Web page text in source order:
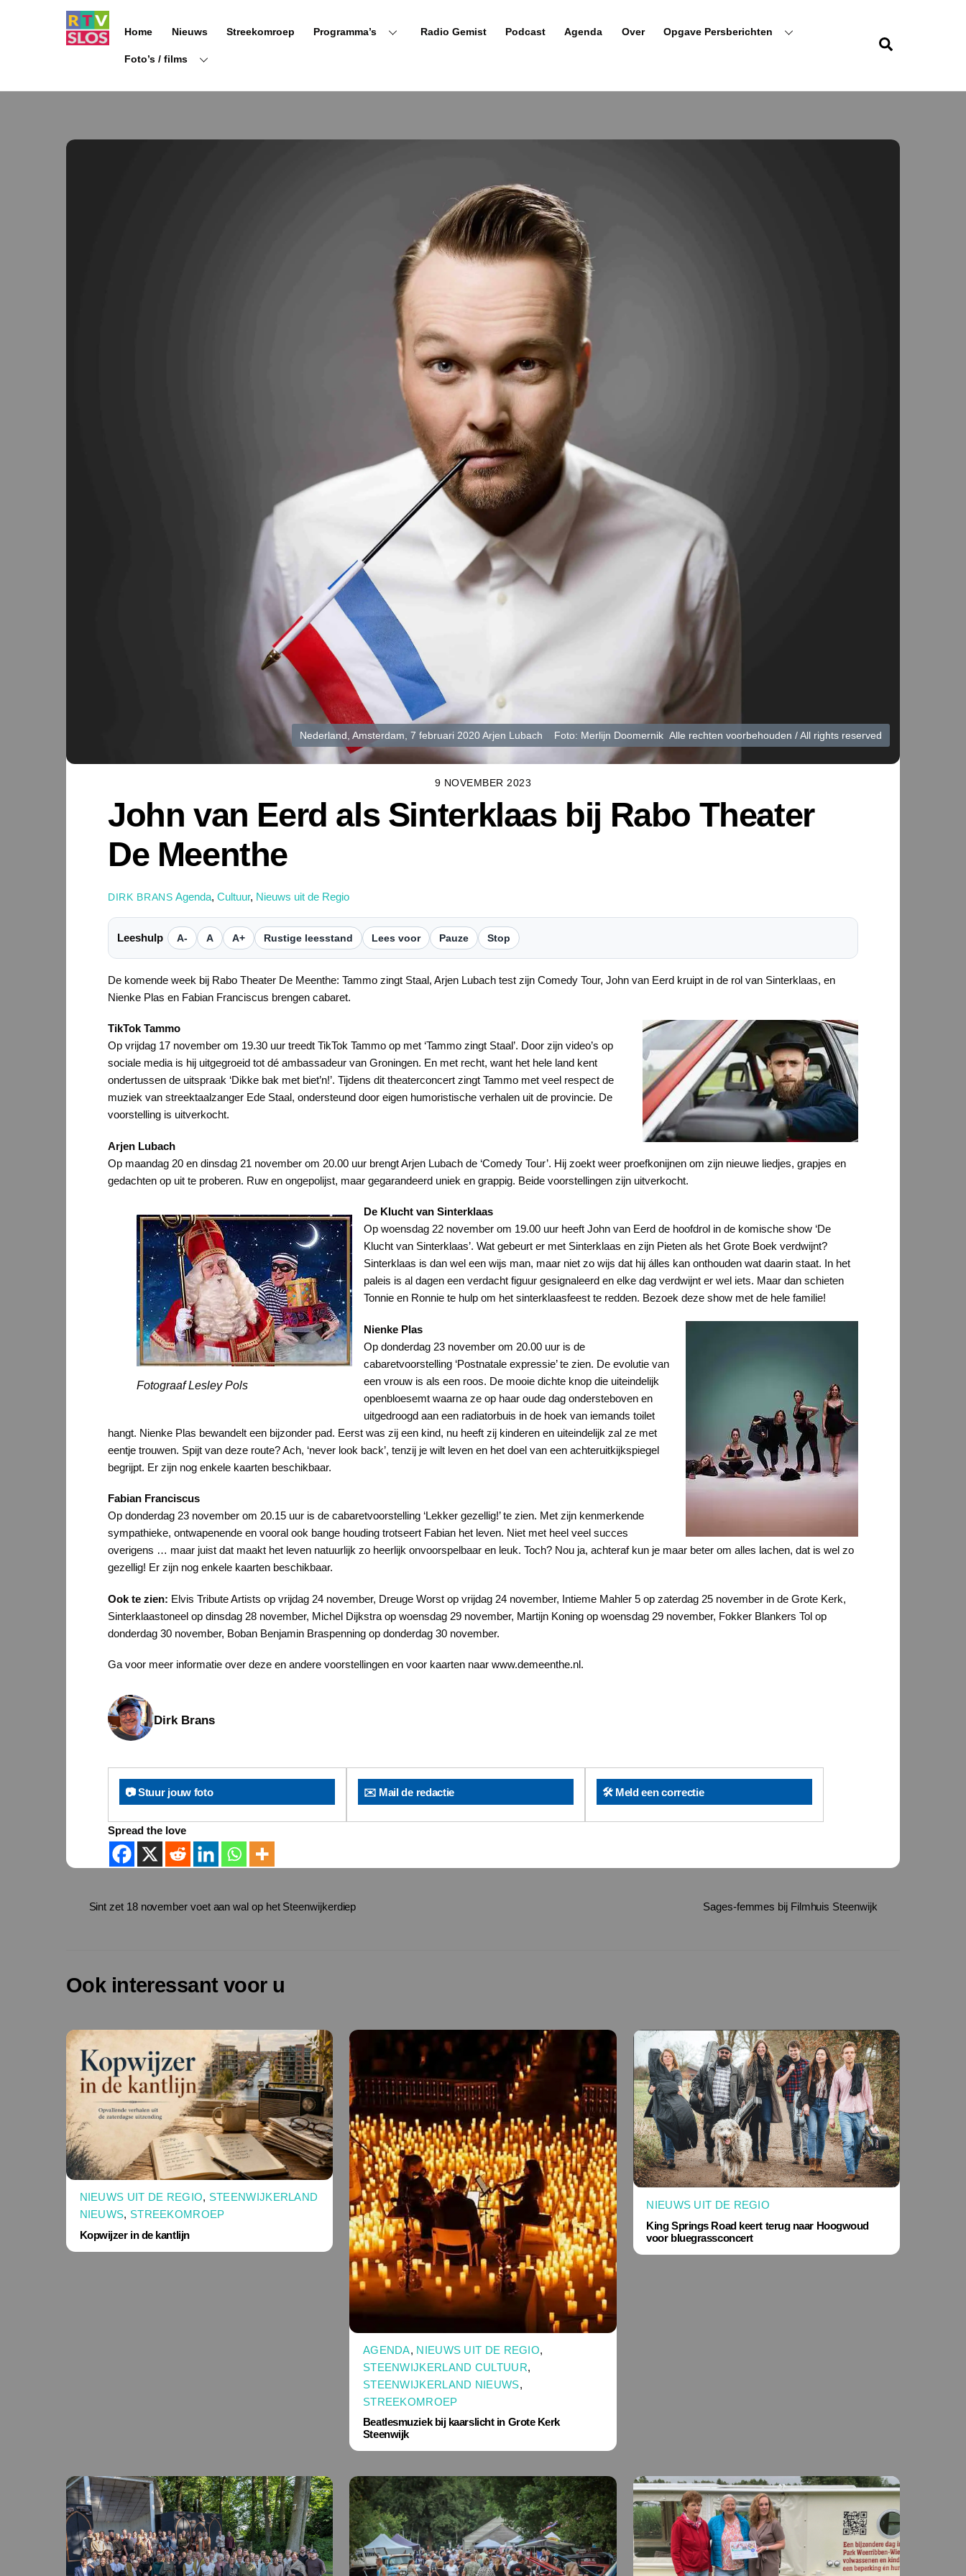
Home Nieuws Streekomroep Programma’s Radio Gemist Podcast Agenda Over Opgave Persberichten
Foto’s / films
Nederland, Amsterdam, 7 februari 2020 Arjen Lubach Foto: Merlijn Doomernik Alle rechten voorbehouden / All rights reserved
9 NOVEMBER 2023
John van Eerd als Sinterklaas bij Rabo Theater
De Meenthe
DIRK BRANS Agenda, Cultuur, Nieuws uit de Regio
Leeshulp A- A A+ Rustige leesstand Lees voor Pauze Stop
De komende week bij Rabo Theater De Meenthe: Tammo zingt Staal, Arjen Lubach test zijn Comedy Tour, John van Eerd kruipt in de rol van Sinterklaas, en
Nienke Plas en Fabian Franciscus brengen cabaret.
TikTok Tammo
Op vrijdag 17 november om 19.30 uur treedt TikTok Tammo op met ‘Tammo zingt Staal’. Door zijn video’s op
sociale media is hij uitgegroeid tot dé ambassadeur van Groningen. En met recht, want het hele land kent
ondertussen de uitspraak ‘Dikke bak met biet’n!’. Tijdens dit theaterconcert zingt Tammo met veel respect de
muziek van streektaalzanger Ede Staal, ondersteund door eigen humoristische verhalen uit de provincie. De
voorstelling is uitverkocht.
Arjen Lubach
Op maandag 20 en dinsdag 21 november om 20.00 uur brengt Arjen Lubach de ‘Comedy Tour’. Hij zoekt weer proefkonijnen om zijn nieuwe liedjes, grapjes en
gedachten op uit te proberen. Ruw en ongepolijst, maar gegarandeerd uniek en grappig. Beide voorstellingen zijn uitverkocht.
Fotograaf Lesley Pols
De Klucht van Sinterklaas
Op woensdag 22 november om 19.00 uur heeft John van Eerd de hoofdrol in de komische show ‘De
Klucht van Sinterklaas’. Wat gebeurt er met Sinterklaas en zijn Pieten als het Grote Boek verdwijnt?
Sinterklaas is dan wel een wijs man, maar niet zo wijs dat hij álles kan onthouden wat daarin staat. In het
paleis is al dagen een verdacht figuur gesignaleerd en elke dag verdwijnt er wel iets. Maar dan schieten
Tonnie en Ronnie te hulp om het sinterklaasfeest te redden. Bezoek deze show met de hele familie!
Nienke Plas
Op donderdag 23 november om 20.00 uur is de
cabaretvoorstelling ‘Postnatale expressie’ te zien. De evolutie van
een vrouw is als een roos. De mooie dichte knop die uiteindelijk
openbloesemt waarna ze op haar oude dag ondersteboven en
uitgedroogd aan een radiatorbuis in de hoek van iemands toilet
hangt. Nienke Plas bewandelt een bijzonder pad. Eerst was zij een kind, nu heeft zij kinderen en uiteindelijk zal ze met
eentje trouwen. Spijt van deze route? Ach, ‘never look back’, tenzij je wilt leven en het doel van een achteruitkijkspiegel
begrijpt. Er zijn nog enkele kaarten beschikbaar.
Fabian Franciscus
Op donderdag 23 november om 20.15 uur is de cabaretvoorstelling ‘Lekker gezellig!’ te zien. Met zijn kenmerkende
sympathieke, ontwapenende en vooral ook bange houding trotseert Fabian het leven. Niet met heel veel succes
overigens … maar juist dat maakt het leven natuurlijk zo heerlijk onvoorspelbaar en leuk. Toch? Nou ja, achteraf kun je maar beter om alles lachen, dat is wel zo
gezellig! Er zijn nog enkele kaarten beschikbaar.
Ook te zien: Elvis Tribute Artists op vrijdag 24 november, Dreuge Worst op vrijdag 24 november, Intieme Mahler 5 op zaterdag 25 november in de Grote Kerk,
Sinterklaastoneel op dinsdag 28 november, Michel Dijkstra op woensdag 29 november, Martijn Koning op woensdag 29 november, Fokker Blankers Tol op
donderdag 30 november, Boban Benjamin Braspenning op donderdag 30 november.
Ga voor meer informatie over deze en andere voorstellingen en voor kaarten naar www.demeenthe.nl.
Dirk Brans
📷 Stuur jouw foto ✉️ Mail de redactie 🛠️ Meld een correctie
Spread the love
Sint zet 18 november voet aan wal op het Steenwijkerdiep Sages-femmes bij Filmhuis Steenwijk
Ook interessant voor u
NIEUWS UIT DE REGIO, STEENWIJKERLAND
NIEUWS, STREEKOMROEP
Kopwijzer in de kantlijn
AGENDA, NIEUWS UIT DE REGIO,
STEENWIJKERLAND CULTUUR,
STEENWIJKERLAND NIEUWS,
STREEKOMROEP
Beatlesmuziek bij kaarslicht in Grote Kerk
Steenwijk
NIEUWS UIT DE REGIO
King Springs Road keert terug naar Hoogwoud
voor bluegrassconcert